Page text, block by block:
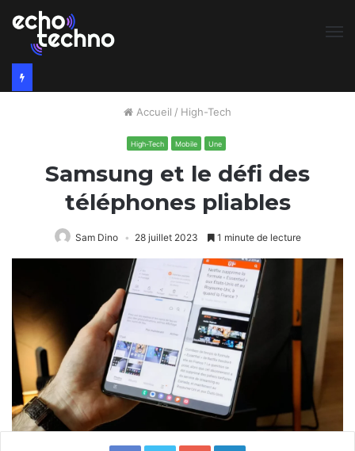
Accueil / High-Tech
High-Tech Mobile Une
Samsung et le défi des
téléphones pliables
Sam Dino 28 juillet 2023 1 minute de lecture
FacebookTwitterGoogle+Linkedin